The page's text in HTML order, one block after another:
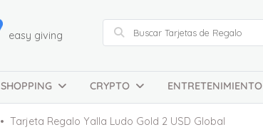
easy giving
SHOPPING CRYPTO ENTRETENIMIENTO
Tarjeta Regalo Yalla Ludo Gold 2 USD Global